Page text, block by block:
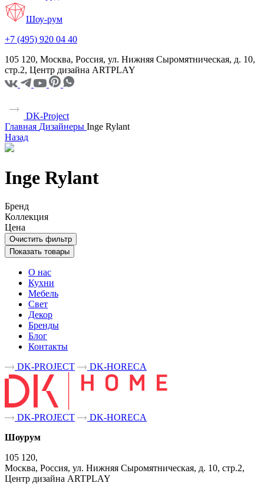
Шоу-рум
+7 (495) 920 04 40
105 120, Москва, Россия, ул. Нижняя Сыромятническая, д. 10,
стр.2, Центр дизайна ARTPLAY
DK-Project
Главная Дизайнеры Inge Rylant
Назад
Inge Rylant
Бренд
Коллекция
Цена
Очистить фильтр
Показать товары
О нас
Кухни
Мебель
Свет
Декор
Бренды
Блог
Контакты
DK-PROJECT
DK-HORECA
DK-PROJECT
DK-HORECA
Шоурум
105 120,
Москва, Россия, ул. Нижняя Сыромятническая, д. 10, стр.2,
Центр дизайна ARTPLAY